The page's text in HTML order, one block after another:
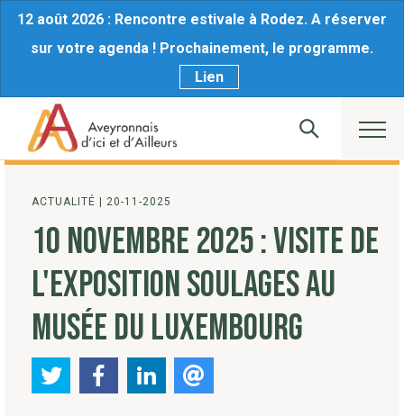
12 août 2026 : Rencontre estivale à Rodez. A réserver
sur votre agenda ! Prochainement, le programme.
Lien
ACTUALITÉ 20-11-2025
10 NOVEMBRE 2025 : VISITE DE
L'EXPOSITION SOULAGES AU
MUSÉE DU LUXEMBOURG